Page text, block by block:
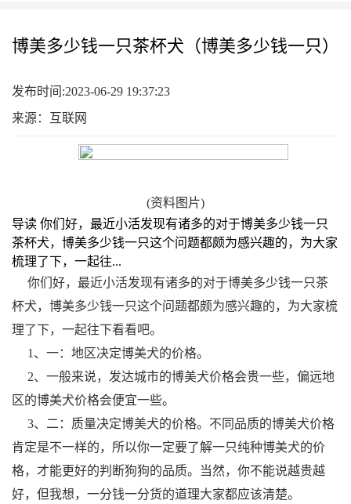
博美多少钱一只茶杯犬（博美多少钱一只）
发布时间:2023-06-29 19:37:23
来源：互联网
(资料图片)
导读 你们好，最近小活发现有诸多的对于博美多少钱一只
茶杯犬，博美多少钱一只这个问题都颇为感兴趣的，为大家
梳理了下，一起往...
你们好，最近小活发现有诸多的对于博美多少钱一只茶
杯犬，博美多少钱一只这个问题都颇为感兴趣的，为大家梳
理了下，一起往下看看吧。
1、一：地区决定博美犬的价格。
2、一般来说，发达城市的博美犬价格会贵一些，偏远地
区的博美犬价格会便宜一些。
3、二：质量决定博美犬的价格。不同品质的博美犬价格
肯定是不一样的，所以你一定要了解一只纯种博美犬的价
格，才能更好的判断狗狗的品质。当然，你不能说越贵越
好，但我想，一分钱一分货的道理大家都应该清楚。